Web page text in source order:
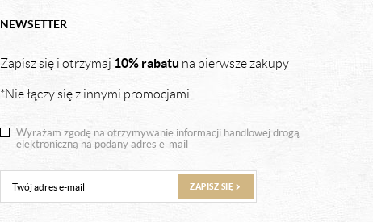
NEWSETTER
Zapisz się i otrzymaj 10% rabatu na pierwsze zakupy
*Nie łączy się z innymi promocjami
Wyrażam zgodę na otrzymywanie informacji handlowej drogą
elektroniczną na podany adres e-mail
ZAPISZ SIĘ